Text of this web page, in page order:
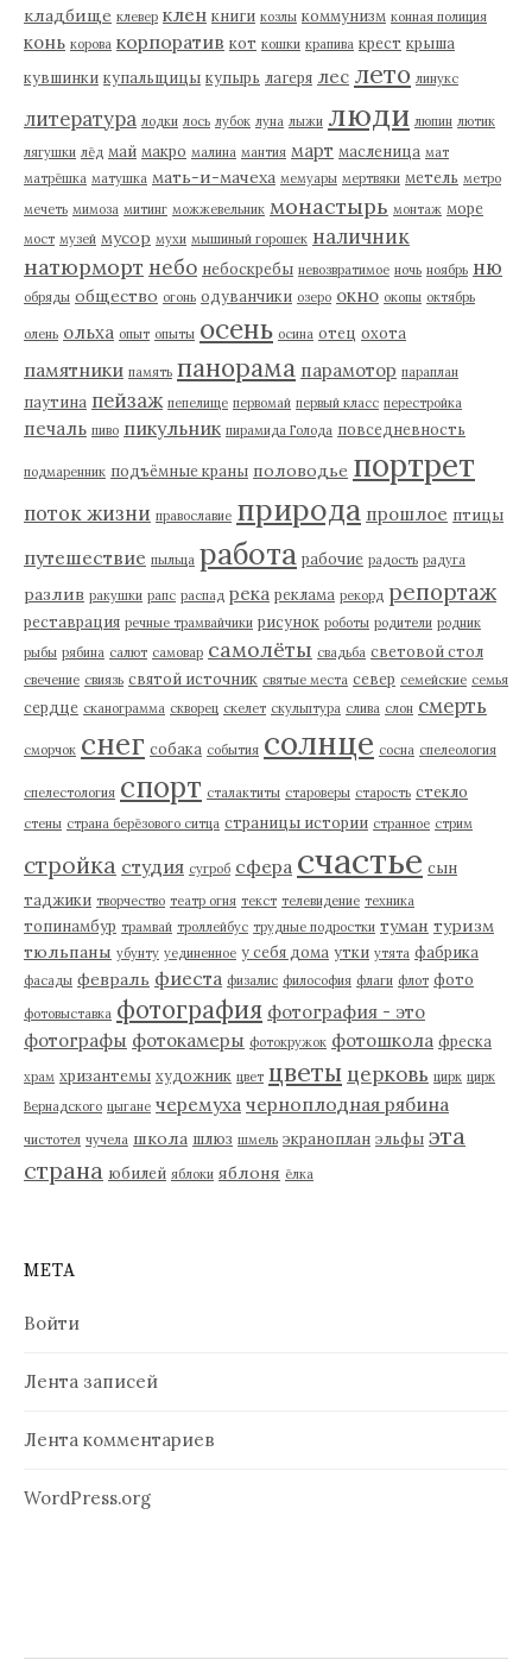
кладбище клевер клен книги козлы коммунизм конная полиция
конь корова корпоратив кот кошки крапива крест крыша
кувшинки купальщицы купырь лагеря лес лето линукс
литература лодки лось лубок луна лыжи люди люпин лютик
лягушки лёд май макро малина мантия март масленица мат
матрёшка матушка мать-и-мачеха мемуары мертвяки метель метро
мечеть мимоза митинг можжевельник монастырь монтаж море
мост музей мусор мухи мышиный горошек наличник
натюрморт небо небоскребы невозвратимое ночь ноябрь ню
обряды общество огонь одуванчики озеро окно окопы октябрь
олень ольха опыт опыты осень осина отец охота
памятники память панорама парамотор параплан
паутина пейзаж пепелище первомай первый класс перестройка
печаль пиво пикульник пирамида Голода повседневность
подмаренник подъёмные краны половодье портрет
поток жизни православие природа прошлое птицы
путешествие пыльца работа рабочие радость радуга
разлив ракушки рапс распад река реклама рекорд репортаж
реставрация речные трамвайчики рисунок роботы родители родник
рыбы рябина салют самовар самолёты свадьба световой стол
свечение свиязь святой источник святые места север семейские семья
сердце сканограмма скворец скелет скульптура слива слон смерть
сморчок снег собака события солнце сосна спелеология
спелестология спорт сталактиты староверы старость стекло
стены страна берёзового ситца страницы истории странное стрим
стройка студия сугроб сфера счастье сын
таджики творчество театр огня текст телевидение техника
топинамбур трамвай троллейбус трудные подростки туман туризм
тюльпаны убунту уединенное у себя дома утки утята фабрика
фасады февраль фиеста физалис философия флаги флот фото
фотовыставка фотография фотография - это
фотографы фотокамеры фотокружок фотошкола фреска
храм хризантемы художник цвет цветы церковь цирк цирк
Вернадского цыгане черемуха черноплодная рябина
чистотел чучела школа шлюз шмель экраноплан эльфы эта
страна юбилей яблоки яблоня ёлка
МЕТА
Войти
Лента записей
Лента комментариев
WordPress.org